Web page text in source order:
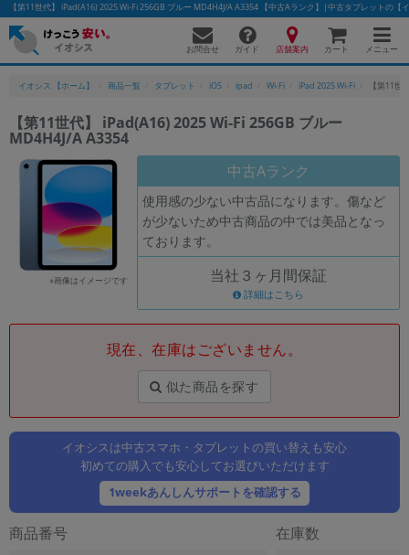
【第11世代】 iPad(A16) 2025 Wi-Fi 256GB ブルー MD4H4J/A A3354 【中古Aランク】|中古タブレットの【
お問合せ ガイド 店舗案内 カート メニュー
イオシス 【ホーム】 商品一覧 タブレット iOS ipad Wi-Fi iPad 2025 Wi-Fi 【第11
【第11世代】 iPad(A16) 2025 Wi-Fi 256GB ブルー
MD4H4J/A A3354
※画像はイメージです
中古Aランク
使用感の少ない中古品になります。傷など
が少ないため中古商品の中では美品となっ
ております。
当社３ヶ月間保証
詳細はこちら
現在、在庫はございません。
似た商品を探す
イオシスは中古スマホ・タブレットの買い替えも安心
初めての購入でも安心してお選びいただけます
1weekあんしんサポートを確認する
商品番号 在庫数
かんたんパソコン検索に切り替える
フリーワード
除外ワード
人気の検索ワード： Let's note
「スマートフォン」「タブレット」など
メーカー
製造、販売メーカーの絞り込み
機能・特徴
商品の搭載機能による絞り込み